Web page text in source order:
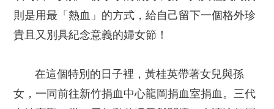
則是用最「熱血」的方式，給自己留下一個格外珍
貴且又別具紀念意義的婦女節！
在這個特別的日子裡，黃桂英帶著女兒與孫
女，一同前往新竹捐血中心龍岡捐血室捐血。三代